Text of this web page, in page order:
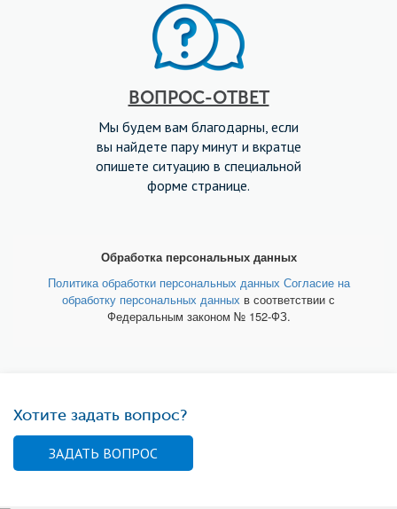
ВОПРОС-ОТВЕТ
Мы будем вам благодарны, если
вы найдете пару минут и вкратце
опишете ситуацию в специальной
форме странице.
Обработка персональных данных
Политика обработки персональных данных Согласие на
обработку персональных данных в соответствии с
Федеральным законом № 152-ФЗ.
Хотите задать вопрос?
ЗАДАТЬ ВОПРОС